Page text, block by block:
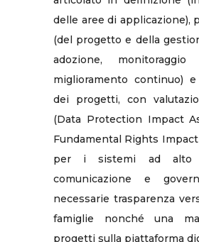
delle aree di applicazione),
(del progetto e della
adozione,
miglioramento continuo)
dei progetti, con
(Data Protection Impact
Fundamental Rights
per i sistemi ad alto
comunicazione e
necessarie trasparenza
famiglie nonché una
progetti sulla piattaforma